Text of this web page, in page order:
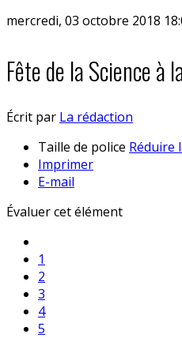
mercredi, 03 octobre 2018
Fête de la Science à
Écrit par La rédaction
Taille de police Réduire
Imprimer
E-mail
Évaluer cet élément
1
2
3
4
5